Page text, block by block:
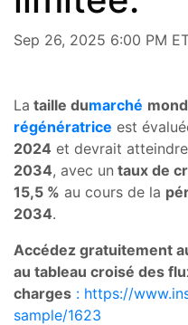
Sep 26, 2025 6:00 PM
La taille dumarché
régénératrice est
2024 et devrait atteindre
2034, avec un taux de
15,5 % au cours de la
2034.
Accédez gratuitement
au tableau croisé des
charges : https://
sample/1623